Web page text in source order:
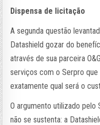
Dispensa de licitação
A segunda questão
Datashield gozar do
através de sua parceira
serviços com o Serpro
exatamente qual será o
O argumento utilizado
não se sustenta: a